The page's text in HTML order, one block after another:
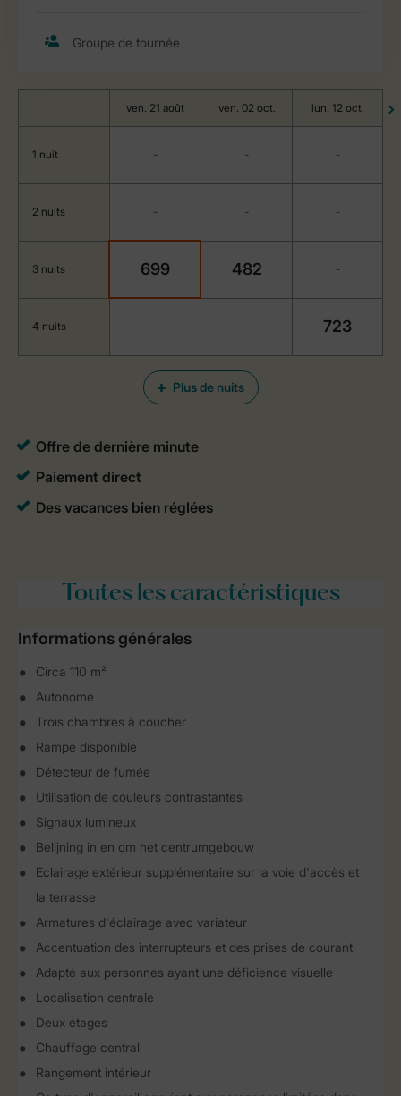
Plus de nuits
ven. 21 août ven. 02 oct. lun. 12 oct.
1 nuit - - -
2 nuits - - -
3 nuits 699 482 -
4 nuits - - 723
Toutesles caractéristiques
Informations générales
Circa 110 m²
Autonome
Trois chambres à coucher
Rampe disponible
Détecteur de fumée
Utilisation de couleurs contrastantes
Signaux lumineux
Belijning in en om het centrumgebouw
Eclairage extérieur supplémentaire sur la voie d'accès et
la terrasse
Armatures d'éclairage avec variateur
Accentuation des interrupteurs et des prises de courant
Adapté aux personnes ayant une déficience visuelle
Localisation centrale
Deux étages
Chauffage central
Rangement intérieur